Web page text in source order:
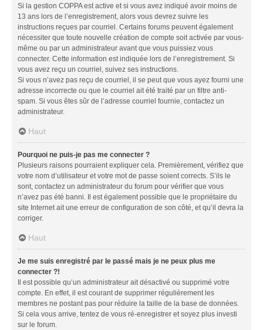
Si la gestion COPPA est active et si vous avez indiqué avoir moins de
13 ans lors de l’enregistrement, alors vous devrez suivre les
instructions reçues par courriel. Certains forums peuvent également
nécessiter que toute nouvelle création de compte soit activée par vous-
même ou par un administrateur avant que vous puissiez vous
connecter. Cette information est indiquée lors de l’enregistrement. Si
vous avez reçu un courriel, suivez ses instructions.
Si vous n’avez pas reçu de courriel, il se peut que vous ayez fourni une
adresse incorrecte ou que le courriel ait été traité par un filtre anti-
spam. Si vous êtes sûr de l’adresse courriel fournie, contactez un
administrateur.
Haut
Pourquoi ne puis-je pas me connecter ?
Plusieurs raisons pourraient expliquer cela. Premièrement, vérifiez que
votre nom d’utilisateur et votre mot de passe soient corrects. S’ils le
sont, contactez un administrateur du forum pour vérifier que vous
n’avez pas été banni. Il est également possible que le propriétaire du
site Internet ait une erreur de configuration de son côté, et qu’il devra la
corriger.
Haut
Je me suis enregistré par le passé mais je ne peux plus me
connecter ?!
Il est possible qu’un administrateur ait désactivé ou supprimé votre
compte. En effet, il est courant de supprimer régulièrement les
membres ne postant pas pour réduire la taille de la base de données.
Si cela vous arrive, tentez de vous ré-enregistrer et soyez plus investi
sur le forum.